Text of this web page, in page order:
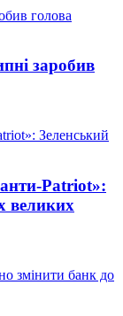
заробив
Pаtriot»:
великих